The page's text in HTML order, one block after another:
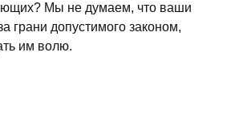
Мы не думаем, что ваши
грани допустимого законом,
им волю.